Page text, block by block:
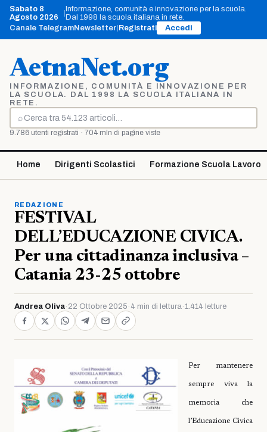
Vai
contenuto
Sabato 8
Agosto 2026
Informazione, comunità e innovazione per la scuola.
Dal 1998 la scuola italiana in rete.
Canale TelegramNewsletter Registrati Accedi
AetnaNet.org
INFORMAZIONE, COMUNITÀ E INNOVAZIONE PER
LA SCUOLA. DAL 1998 LA SCUOLA ITALIANA IN
RETE.
⌕
Cerca
9.786 utenti registrati · 704 mln di pagine viste
Home Dirigenti Scolastici Formazione Scuola Lavoro
REDAZIONE
FESTIVAL
DELL’EDUCAZIONE CIVICA.
Per una cittadinanza inclusiva –
Catania 23-25 ottobre
Andrea Oliva· 22 Ottobre 2025 · 4 min di lettura·1.414 letture
Per mantenere
sempre viva la
memoria che
l’Educazione Civica